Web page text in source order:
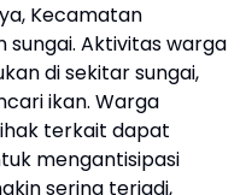
Kecamatan
sungai. Aktivitas warga
di sekitar sungai,
ikan. Warga
terkait dapat
mengantisipasi
sering terjadi,